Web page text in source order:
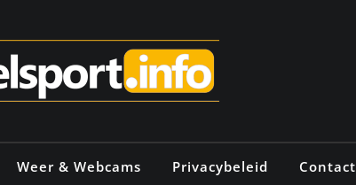
Weer & Webcams Privacybeleid Contact